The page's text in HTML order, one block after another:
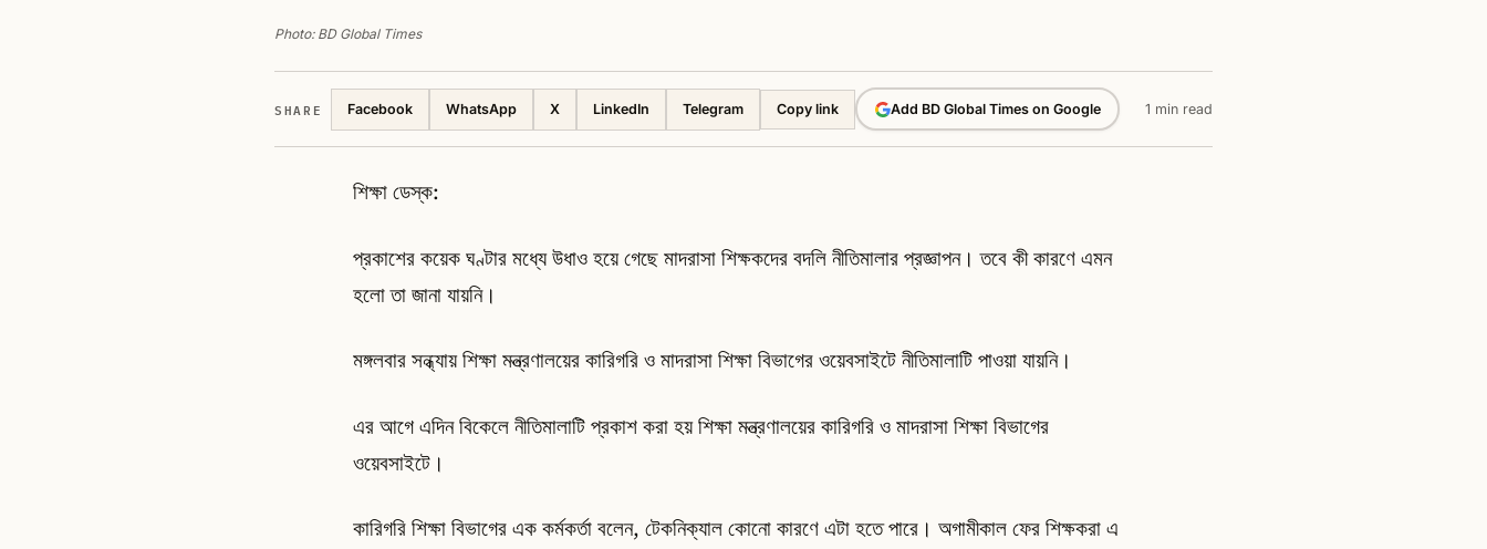
Photo: BD Global Times
SHARE Facebook WhatsApp X LinkedIn Telegram Copy link Add BD Global Times on Google 1 min read
শিক্ষা ডেস্ক:
প্রকাশের কয়েক ঘণ্টার মধ্যে উধাও হয়ে গেছে মাদরাসা শিক্ষকদের বদলি নীতিমালার প্রজ্ঞাপন। তবে কী কারণে এমন
হলো তা জানা যায়নি।
মঙ্গলবার সন্ধ্যায় শিক্ষা মন্ত্রণালয়ের কারিগরি ও মাদরাসা শিক্ষা বিভাগের ওয়েবসাইটে নীতিমালাটি পাওয়া যায়নি।
এর আগে এদিন বিকেলে নীতিমালাটি প্রকাশ করা হয় শিক্ষা মন্ত্রণালয়ের কারিগরি ও মাদরাসা শিক্ষা বিভাগের
ওয়েবসাইটে।
কারিগরি শিক্ষা বিভাগের এক কর্মকর্তা বলেন, টেকনিক্যাল কোনো কারণে এটা হতে পারে। অগামীকাল ফের শিক্ষকরা এ